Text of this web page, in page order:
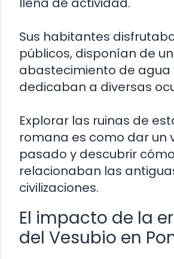
Sus habitantes
públicos, disponían de
abastecimiento de agua
dedicaban a diversas
Explorar las ruinas de
romana es como dar un
pasado y descubrir
relacionaban las
civilizaciones.
El impacto de la
del Vesubio en